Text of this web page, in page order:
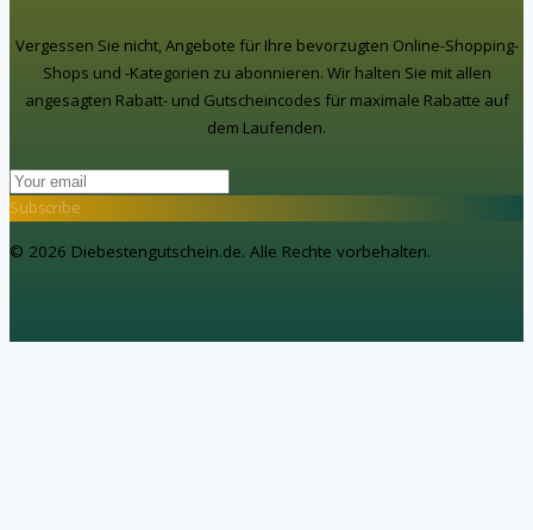
Vergessen Sie nicht, Angebote für Ihre bevorzugten Online-Shopping-
Shops und -Kategorien zu abonnieren. Wir halten Sie mit allen
angesagten Rabatt- und Gutscheincodes für maximale Rabatte auf
dem Laufenden.
Subscribe
© 2026 Diebestengutschein.de. Alle Rechte vorbehalten.